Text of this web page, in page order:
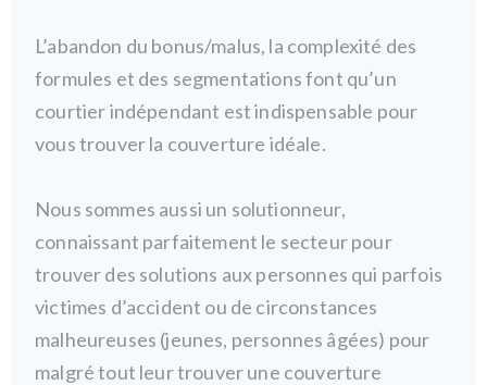
L’abandon du bonus/malus, la complexité des
formules et des segmentations font qu’un
courtier indépendant est indispensable pour
vous trouver la couverture idéale.
Nous sommes aussi un solutionneur,
connaissant parfaitement le secteur pour
trouver des solutions aux personnes qui parfois
victimes d’accident ou de circonstances
malheureuses (jeunes, personnes âgées) pour
malgré tout leur trouver une couverture